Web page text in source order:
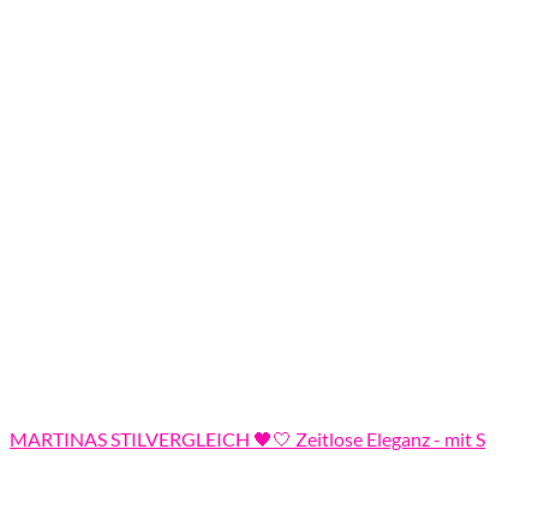
MARTINAS STILVERGLEICH 🖤🤍 Zeitlose Eleganz - mit S